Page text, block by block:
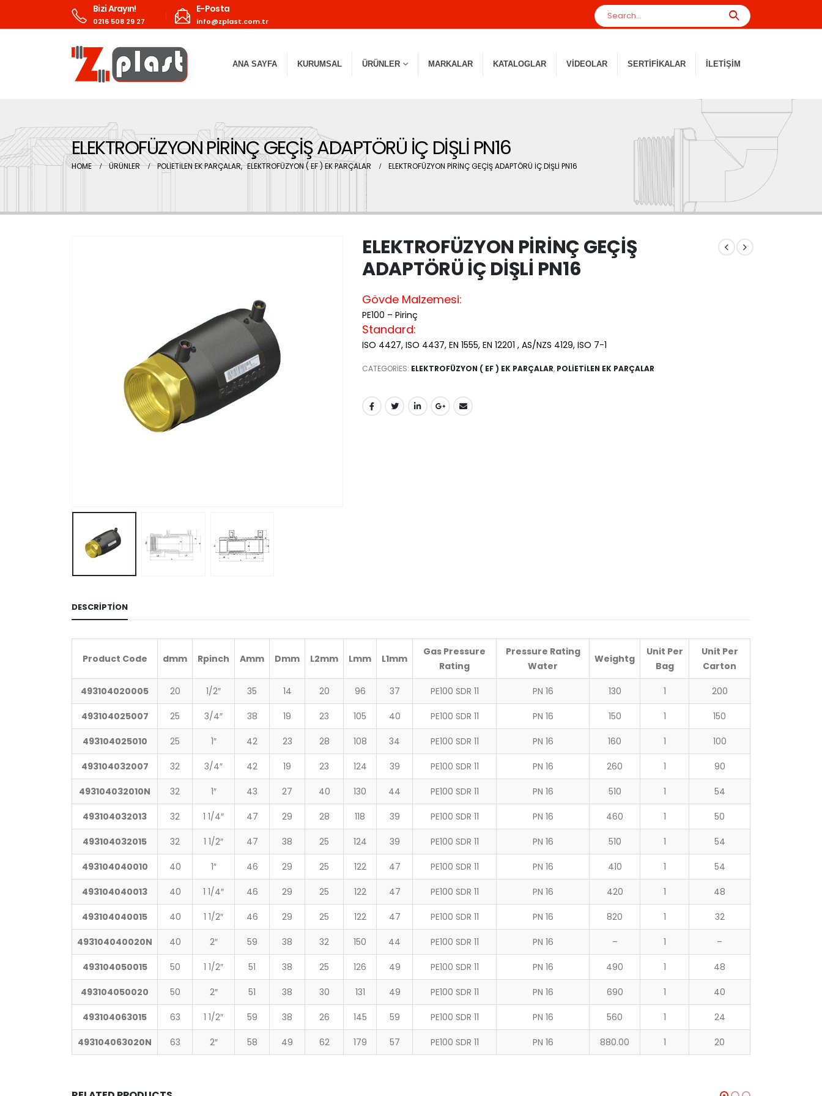
Bizi Arayın!
0216 508 29 27
E-Posta
info@zplast.com.tr
ANA SAYFA KURUMSAL ÜRÜNLER MARKALAR KATALOGLAR VIDEOLAR SERTIFIKALAR İLETIŞIM
ELEKTROFÜZYON PİRİNÇ GEÇİŞ ADAPTÖRÜ İÇ DİŞLİ PN16
HOME ÜRÜNLER POLİETİLEN EK PARÇALAR, ELEKTROFÜZYON ( EF ) EK PARÇALAR ELEKTROFÜZYON PİRİNÇ GEÇİŞ ADAPTÖRÜ İÇ DİŞLİ PN16
ELEKTROFÜZYON PİRİNÇ GEÇİŞ
ADAPTÖRÜ İÇ DİŞLİ PN16
Gövde Malzemesi:
PE100 – Pirinç
Standard:
ISO 4427, ISO 4437, EN 1555, EN 12201 , AS/NZS 4129, ISO 7-1
CATEGORIES: ELEKTROFÜZYON ( EF ) EK PARÇALAR, POLİETİLEN EK PARÇALAR
DESCRIPTION
Product Code dmm Rpinch Amm Dmm L2mm Lmm L1mm
Gas Pressure
Rating
Pressure Rating
Water
Weightg
Unit Per
Bag
Unit Per
Carton
493104020005 20 1/2″ 35 14 20 96 37 PE100 SDR 11 PN 16 130 1 200
493104025007 25 3/4″ 38 19 23 105 40 PE100 SDR 11 PN 16 150 1 150
493104025010 25 1″ 42 23 28 108 34 PE100 SDR 11 PN 16 160 1 100
493104032007 32 3/4″ 42 19 23 124 39 PE100 SDR 11 PN 16 260 1 90
493104032010N 32 1″ 43 27 40 130 44 PE100 SDR 11 PN 16 510 1 54
493104032013 32 1 1/4″ 47 29 28 118 39 PE100 SDR 11 PN 16 460 1 50
493104032015 32 1 1/2″ 47 38 25 124 39 PE100 SDR 11 PN 16 510 1 54
493104040010 40 1″ 46 29 25 122 47 PE100 SDR 11 PN 16 410 1 54
493104040013 40 1 1/4″ 46 29 25 122 47 PE100 SDR 11 PN 16 420 1 48
493104040015 40 1 1/2″ 46 29 25 122 47 PE100 SDR 11 PN 16 820 1 32
493104040020N 40 2″ 59 38 32 150 44 PE100 SDR 11 PN 16 – 1 –
493104050015 50 1 1/2″ 51 38 25 126 49 PE100 SDR 11 PN 16 490 1 48
493104050020 50 2″ 51 38 30 131 49 PE100 SDR 11 PN 16 690 1 40
493104063015 63 1 1/2″ 59 38 26 145 59 PE100 SDR 11 PN 16 560 1 24
493104063020N 63 2″ 58 49 62 179 57 PE100 SDR 11 PN 16 880.00 1 20